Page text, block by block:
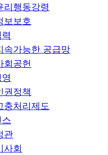
리행동강령
보보호
속가능한 공급망
회공헌
권정책
충처리제도
관
사회